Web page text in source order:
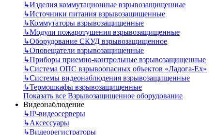
↳Изделия коммутационные взрывозащищенные
↳Источники питания взрывозащищенные
↳Коммутаторы взрывозащищенные
↳Модули пожаротушения взрывозащищенные
↳Оборудование СКУД взрывозащищенное
↳Оповещатели взрывозащищенные
↳Приборы приемно-контрольные взрывозащищенные
↳Система ОПС взрывоопасных объектов «Ладога-Ex»
↳Системы видеонаблюдения взрывозащищенные
↳Термошкафы взрывозащищенные
Показать все Взрывозащищенное оборудование
Видеонаблюдение
↳IP-видеосерверы
↳Аксессуары
↳Видеорегистраторы